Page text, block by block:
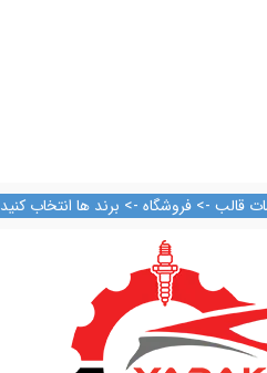
قالب -> فروشگاه -> برند ها انتخاب کنید